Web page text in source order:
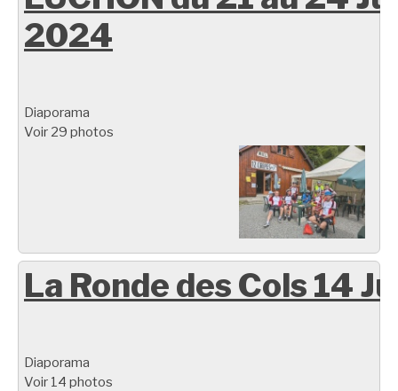
2024
Diaporama
Voir 29 photos
La Ronde des Cols 14
Diaporama
Voir 14 photos